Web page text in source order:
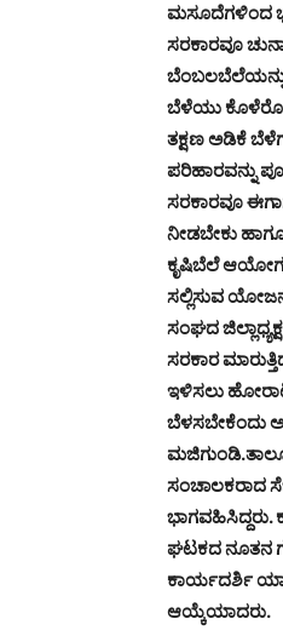
ಮಸೂದೆಗಳಿಂದ
ಸರಕಾರವೂ
ಬೆಂಬಲಬೆಲೆಯನ್ನು
ಬೆಳೆಯು
ತಕ್ಷಣ ಅಡಿಕೆ
ಪರಿಹಾರವನ್ನು
ಸರಕಾರವೂ
ನೀಡಬೇಕು
ಕೃಷಿಬೆಲೆ
ಸಲ್ಲಿಸುವ
ಸಂಘದ
ಸರಕಾರ
ಇಳಿಸಲು
ಬೆಳಸಬೇಕೆಂದು
ಸಂಚಾಲಕರಾದ
ಭಾಗವಹಿಸಿದ್ದರು.
ಘಟಕದ ನೂತನ
ಕಾರ್ಯದರ್ಶಿ
ಆಯ್ಕೆಯಾದರು.